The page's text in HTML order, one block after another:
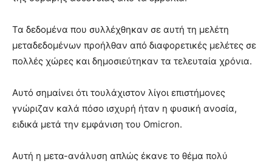
Τα δεδομένα που συλλέχθηκαν σε αυτή τη μελέτη
μεταδεδομένων προήλθαν από διαφορετικές μελέτες σε
πολλές χώρες και δημοσιεύτηκαν τα τελευταία χρόνια.
Αυτό σημαίνει ότι τουλάχιστον λίγοι επιστήμονες
γνώριζαν καλά πόσο ισχυρή ήταν η φυσική ανοσία,
ειδικά μετά την εμφάνιση του Omicron.
Αυτή η μετα-ανάλυση απλώς έκανε το θέμα πολύ